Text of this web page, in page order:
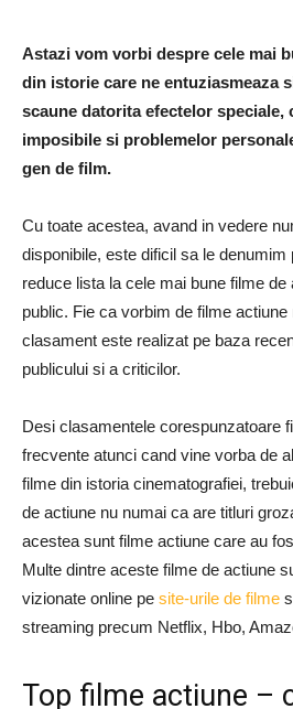
Astazi vom vorbi despre cele mai
din istorie care ne entuziasmeaza
scaune datorita efectelor speciale,
imposibile si problemelor
gen de film.
Cu toate acestea, avand in vedere
disponibile, este dificil sa le denumim
reduce lista la cele mai bune filme de
public. Fie ca vorbim de filme
clasament este realizat pe baza
publicului si a criticilor.
Desi clasamentele corespunzatoare
frecvente atunci cand vine vorba de
filme din istoria cinematografiei,
de actiune nu numai ca are titluri
acestea sunt filme actiune care au
Multe dintre aceste filme de actiune
vizionate online pe site-urile de filme
streaming precum Netflix, Hbo,
Top filme actiune –